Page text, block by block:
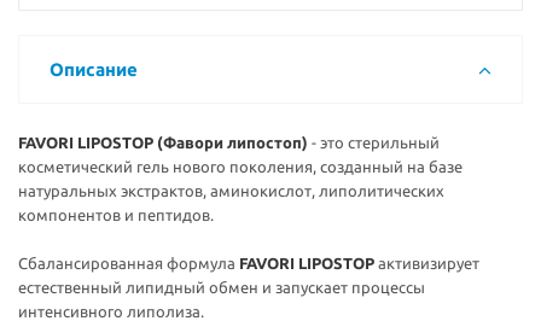
Описание
FAVORI LIPOSTOP (Фавори липостоп) - это стерильный
косметический гель нового поколения, созданный на базе
натуральных экстрактов, аминокислот, липолитических
компонентов и пептидов.
Сбалансированная формула FAVORI LIPOSTOP активизирует
естественный липидный обмен и запускает процессы
интенсивного липолиза.